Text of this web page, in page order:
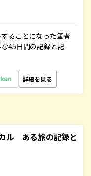
ることになった筆者
45日間の記録と記
詳細を見る
ル ある旅の記録と